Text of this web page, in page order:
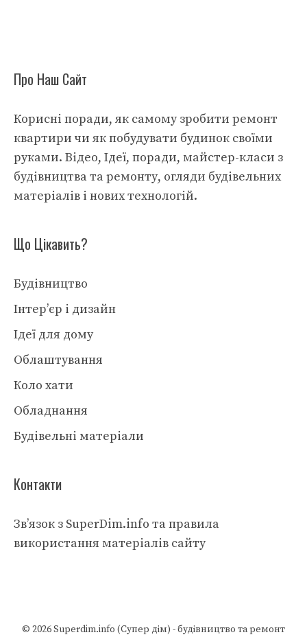
Про Наш Сайт
Корисні поради, як самому зробити ремонт
квартири чи як побудувати будинок своїми
руками. Відео, Ідеї, поради, майстер-класи з
будівництва та ремонту, огляди будівельних
матеріалів і нових технологій.
Що Цікавить?
Будівництво
Інтер’єр і дизайн
Ідеї для дому
Облаштування
Коло хати
Обладнання
Будівельні матеріали
Контакти
Зв’язок з SuperDim.info та правила
використання матеріалів сайту
© 2026Superdim.info (Супер дім) - будівництво та ремонт